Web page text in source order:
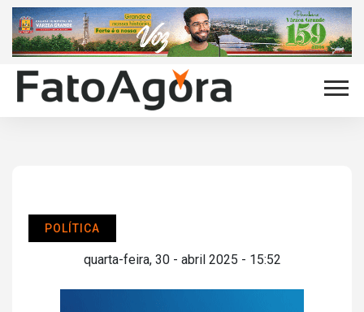
POLÍTICA
quarta-feira, 30 - abril 2025 - 15:52